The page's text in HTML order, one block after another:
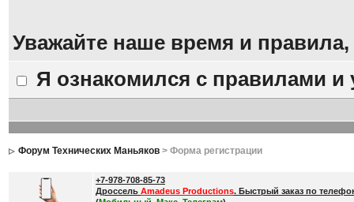
Уважайте наше время и
Я ознакомился с правилами
Форум Технических Маньяков> Форма регистрации
+7-978-708-85-73
Дроссель Amadeus Productions. Быстрый заказ по